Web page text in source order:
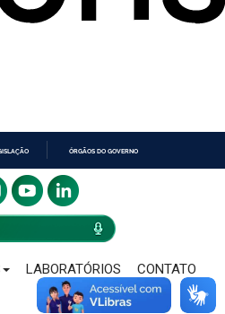
ÓRGÃOS DO GOVERNO
LABORATÓRIOS CONTATO